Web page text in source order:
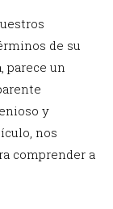
de su
un
y
nos
comprender a